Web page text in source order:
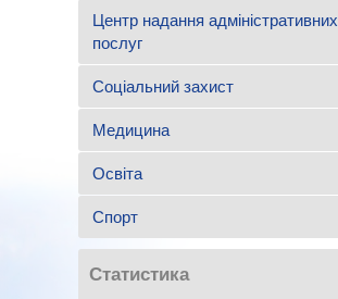
Центр надання адміністративних
послуг
Соціальний захист
Медицина
Освіта
Спорт
Статистика